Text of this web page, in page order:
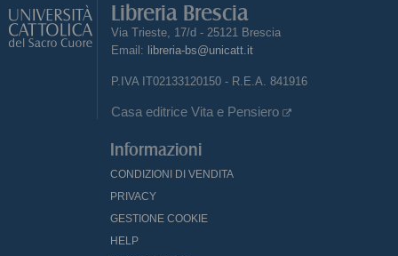
Libreria Brescia
Via Trieste, 17/d - 25121 Brescia
Email: libreria-bs@unicatt.it
P.IVA IT02133120150 - R.E.A. 841916
Casa editrice Vita e Pensiero
Informazioni
CONDIZIONI DI VENDITA
PRIVACY
GESTIONE COOKIE
HELP